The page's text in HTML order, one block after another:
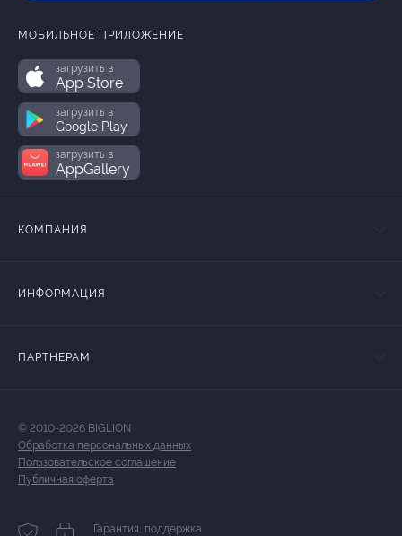
МОБИЛЬНОЕ ПРИЛОЖЕНИЕ
загрузить в
App Store
загрузить в
Google Play
загрузить в
AppGallery
КОМПАНИЯ
ИНФОРМАЦИЯ
ПАРТНЕРАМ
© 2010-2026 BIGLION
Обработка персональных данных
Пользовательское соглашение
Публичная оферта
Гарантия, поддержка